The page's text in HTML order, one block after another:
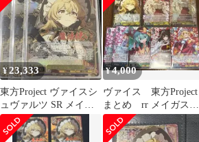
¥23,333
東方Project ヴァイスシ
ュヴァルツ SR メイガ
スナイト 魔理沙 3枚
¥4,000
ヴァイス 東方Project
まとめ rr メイガスナ
イト 妹紅 他